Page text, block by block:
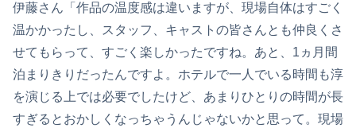
伊藤さん「作品の温度感は違いますが、現場自体はすごく
温かかったし、スタッフ、キャストの皆さんとも仲良くさ
せてもらって、すごく楽しかったですね。あと、1ヵ月間
泊まりきりだったんですよ。ホテルで一人でいる時間も淳
を演じる上では必要でしたけど、あまりひとりの時間が長
すぎるとおかしくなっちゃうんじゃないかと思って。現場